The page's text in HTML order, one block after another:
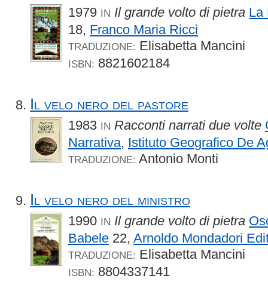
1979 IN Il grande volto di pietra La
18, Franco Maria Ricci
TRADUZIONE: Elisabetta Mancini
ISBN: 8821602184
Il velo nero del pastore
1983 IN Racconti narrati due volte
Narrativa, Istituto Geografico De
TRADUZIONE: Antonio Monti
Il velo nero del ministro
1990 IN Il grande volto di pietra
Babele 22, Arnoldo Mondadori
TRADUZIONE: Elisabetta Mancini
ISBN: 8804337141